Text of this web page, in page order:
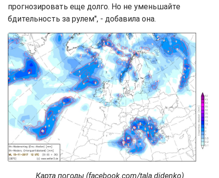
прогнозировать еще долго. Но не уменьшайте
бдительность за рулем", - добавила она.
Карта погоды (facebook.com/tala.didenko)